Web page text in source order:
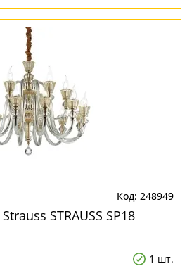
248949
STRAUSS SP18
1 шт.